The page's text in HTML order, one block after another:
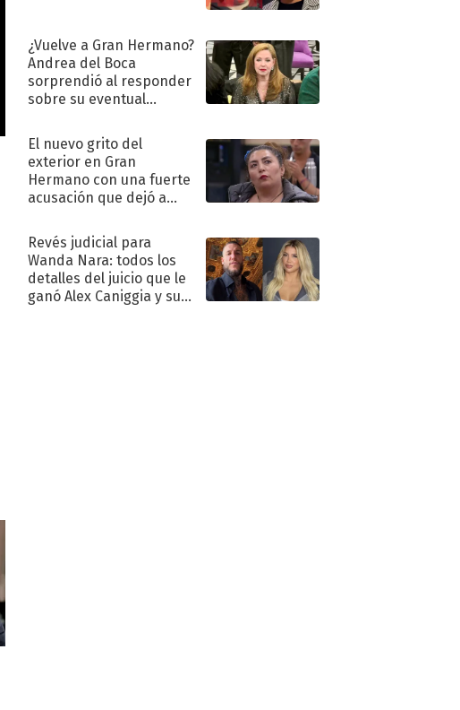
¿Vuelve a Gran Hermano?
Andrea del Boca
sorprendió al responder
sobre su eventual
El nuevo grito del
exterior en Gran
Hermano con una fuerte
acusación que dejó a
"Traidora"
Revés judicial para
Wanda Nara: todos los
detalles del juicio que le
ganó Alex Caniggia y sus